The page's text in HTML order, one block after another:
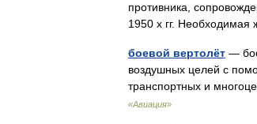
противника,
1950 х гг. Необходимая
боевой вертолёт —
воздушных целей с
транспортных и
«Авиация»